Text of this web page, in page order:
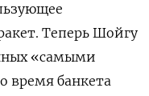
Теперь Шойгу
«самыми
время банкета